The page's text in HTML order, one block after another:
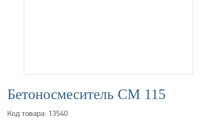
Бетоносмеситель СМ 115
Код товара: 13540